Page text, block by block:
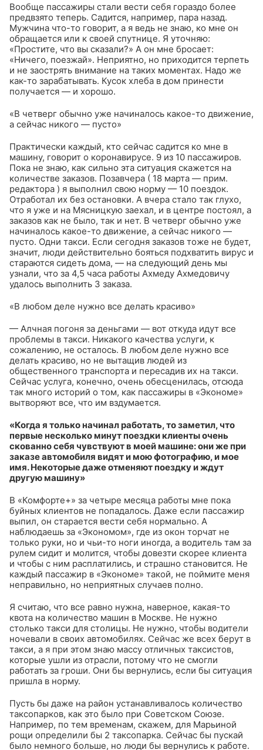
Вообще пассажиры стали вести себя гораздо более
предвзято теперь. Садится, например, пара назад.
Мужчина что-то говорит, а я ведь не знаю, ко мне он
обращается или к своей спутнице. Я уточняю:
«Простите, что вы сказали?» А он мне бросает:
«Ничего, поезжай». Неприятно, но приходится терпеть
и не заострять внимание на таких моментах. Надо же
как-то зарабатывать. Кусок хлеба в дом принести
получается — и хорошо.
«В четверг обычно уже начиналось какое-то движение,
а сейчас никого — пусто»
Практически каждый, кто сейчас садится ко мне в
машину, говорит о коронавирусе. 9 из 10 пассажиров.
Пока не знаю, как сильно эта ситуация скажется на
количестве заказов. Позавчера ( 18 марта — прим.
редактора ) я выполнил свою норму — 10 поездок.
Отработал их без остановки. А вчера стало так глухо,
что я уже и на Мясницкую заехал, и в центре постоял, а
заказов как не было, так и нет. В четверг обычно уже
начиналось какое-то движение, а сейчас никого —
пусто. Одни такси. Если сегодня заказов тоже не будет,
значит, люди действительно бояться подхватить вирус и
стараются сидеть дома, — на следующий день мы
узнали, что за 4,5 часа работы Ахмеду Ахмедовичу
удалось выполнить 3 заказа.
«В любом деле нужно все делать красиво»
— Алчная погоня за деньгами — вот откуда идут все
проблемы в такси. Никакого качества услуги, к
сожалению, не осталось. В любом деле нужно все
делать красиво, но не вытащив людей из
общественного транспорта и пересадив их на такси.
Сейчас услуга, конечно, очень обесценилась, отсюда
так много историй о том, как пассажиры в «Экономе»
вытворяют все, что им вздумается.
«Когда я только начинал работать, то заметил, что
первые несколько минут поездки клиенты очень
скованно себя чувствуют в моей машине: они же при
заказе автомобиля видят и мою фотографию, и мое
имя. Некоторые даже отменяют поездку и ждут
другую машину»
В «Комфорте+» за четыре месяца работы мне пока
буйных клиентов не попадалось. Даже если пассажир
выпил, он старается вести себя нормально. А
наблюдаешь за «Экономом», где из окон торчат не
только руки, но и чьи-то ноги иногда, а водитель там за
рулем сидит и молится, чтобы довезти скорее клиента
и чтобы с ним расплатились, и страшно становится. Не
каждый пассажир в «Экономе» такой, не поймите меня
неправильно, но неприятных случаев полно.
Я считаю, что все равно нужна, наверное, какая-то
квота на количество машин в Москве. Не нужно
столько такси для столицы. Не нужно, чтобы водители
ночевали в своих автомобилях. Сейчас же всех берут в
такси, а я при этом знаю массу отличных таксистов,
которые ушли из отрасли, потому что не смогли
работать за гроши. Они бы вернулись, если бы ситуация
пришла в норму.
Пусть бы даже на район устанавливалось количество
таксопарков, как это было при Советском Союзе.
Например, по тем временам, скажем, для Марьиной
рощи определили бы 2 таксопарка. Сейчас бы пускай
было немного больше, но люди бы вернулись к работе.